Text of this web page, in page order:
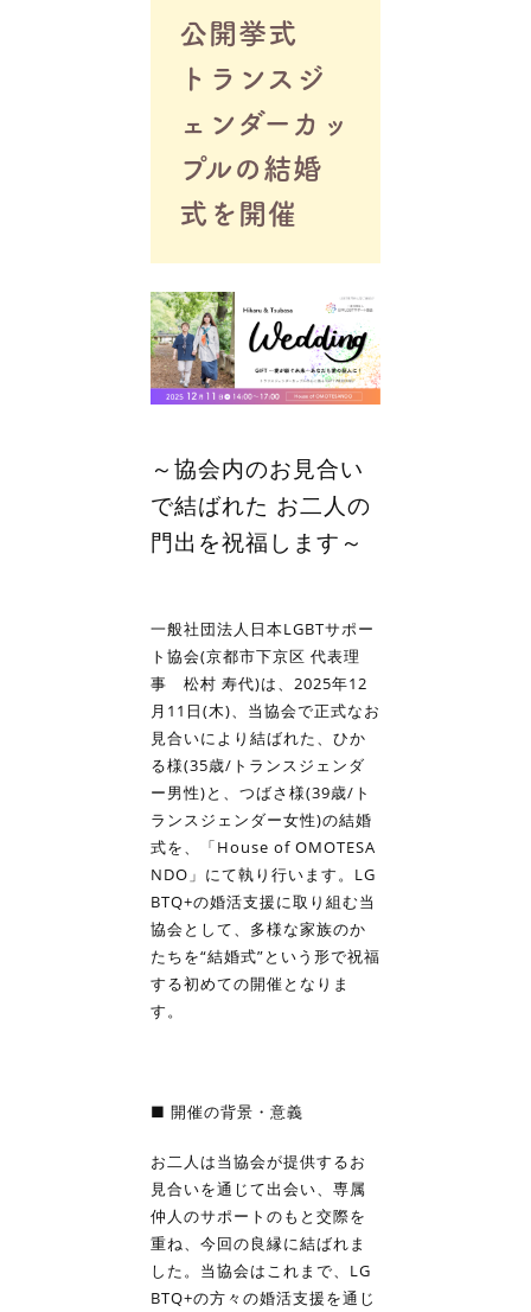
公開挙式
トランスジ
ェンダーカッ
プルの結婚
式を開催
～協会内のお見合い
で結ばれた お二人の
門出を祝福します～
一般社団法人日本LGBTサポー
ト協会(京都市下京区 代表理
事 松村 寿代)は、2025年12
月11日(木)、当協会で正式なお
見合いにより結ばれた、ひか
る様(35歳/トランスジェンダ
ー男性)と、つばさ様(39歳/ト
ランスジェンダー女性)の結婚
式を、「House of OMOTESA
NDO」にて執り行います。LG
BTQ+の婚活支援に取り組む当
協会として、多様な家族のか
たちを“結婚式”という形で祝福
する初めての開催となりま
す。
■ 開催の背景・意義
お二人は当協会が提供するお
見合いを通じて出会い、専属
仲人のサポートのもと交際を
重ね、今回の良縁に結ばれま
した。当協会はこれまで、LG
BTQ+の方々の婚活支援を通じ